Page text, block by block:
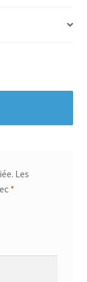
Les
*